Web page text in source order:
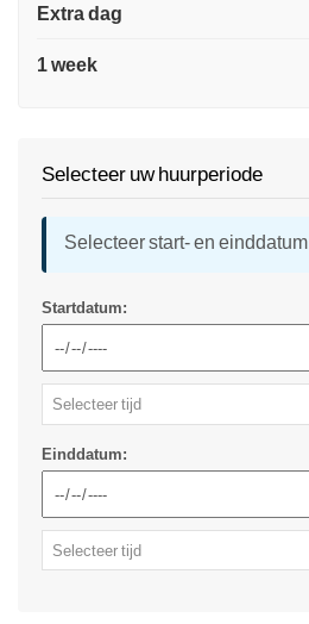
Extra dag
1 week
Selecteer uw huurperiode
Selecteer start- en einddatum
Startdatum:
Einddatum: